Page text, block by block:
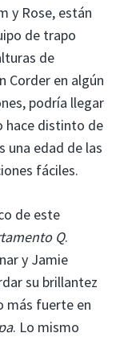
y Rose, están
de trapo
de
Corder en algún
podría llegar
hace distinto de
una edad de las
fáciles.
de este
Q.
y Jamie
su brillantez
más fuerte en
. Lo mismo